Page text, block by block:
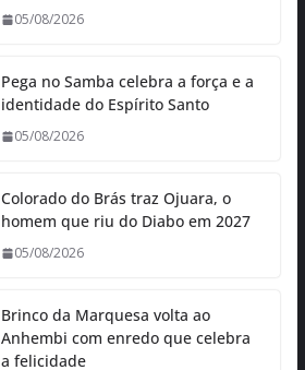
05/08/2026
Pega no Samba celebra a força e a
identidade do Espírito Santo
05/08/2026
Colorado do Brás traz Ojuara, o
homem que riu do Diabo em 2027
05/08/2026
Brinco da Marquesa volta ao
Anhembi com enredo que celebra
a felicidade